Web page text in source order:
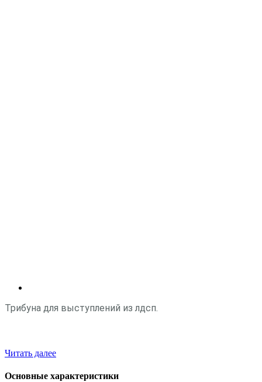
Трибуна для выступлений из лдсп.
Читать далее
Основные характеристики